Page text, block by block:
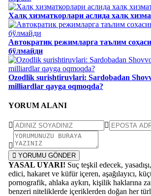
Халқ хизматкорлари аслида халқ
Автократик режимларга таълим
бўлмайди
Ozodlik surishtiruvlari: Sardobadan
milliardlar qayga oqmoqda?
YORUM ALANI
YORUMU GÖNDER
YASAL UYARI! Suç teşkil edecek,
edici, hakaret ve küfür içeren, aşağılayıcı,
pornografik, ahlaka aykırı, kişilik haklarına
benzeri niteliklerde içeriklerden doğan her